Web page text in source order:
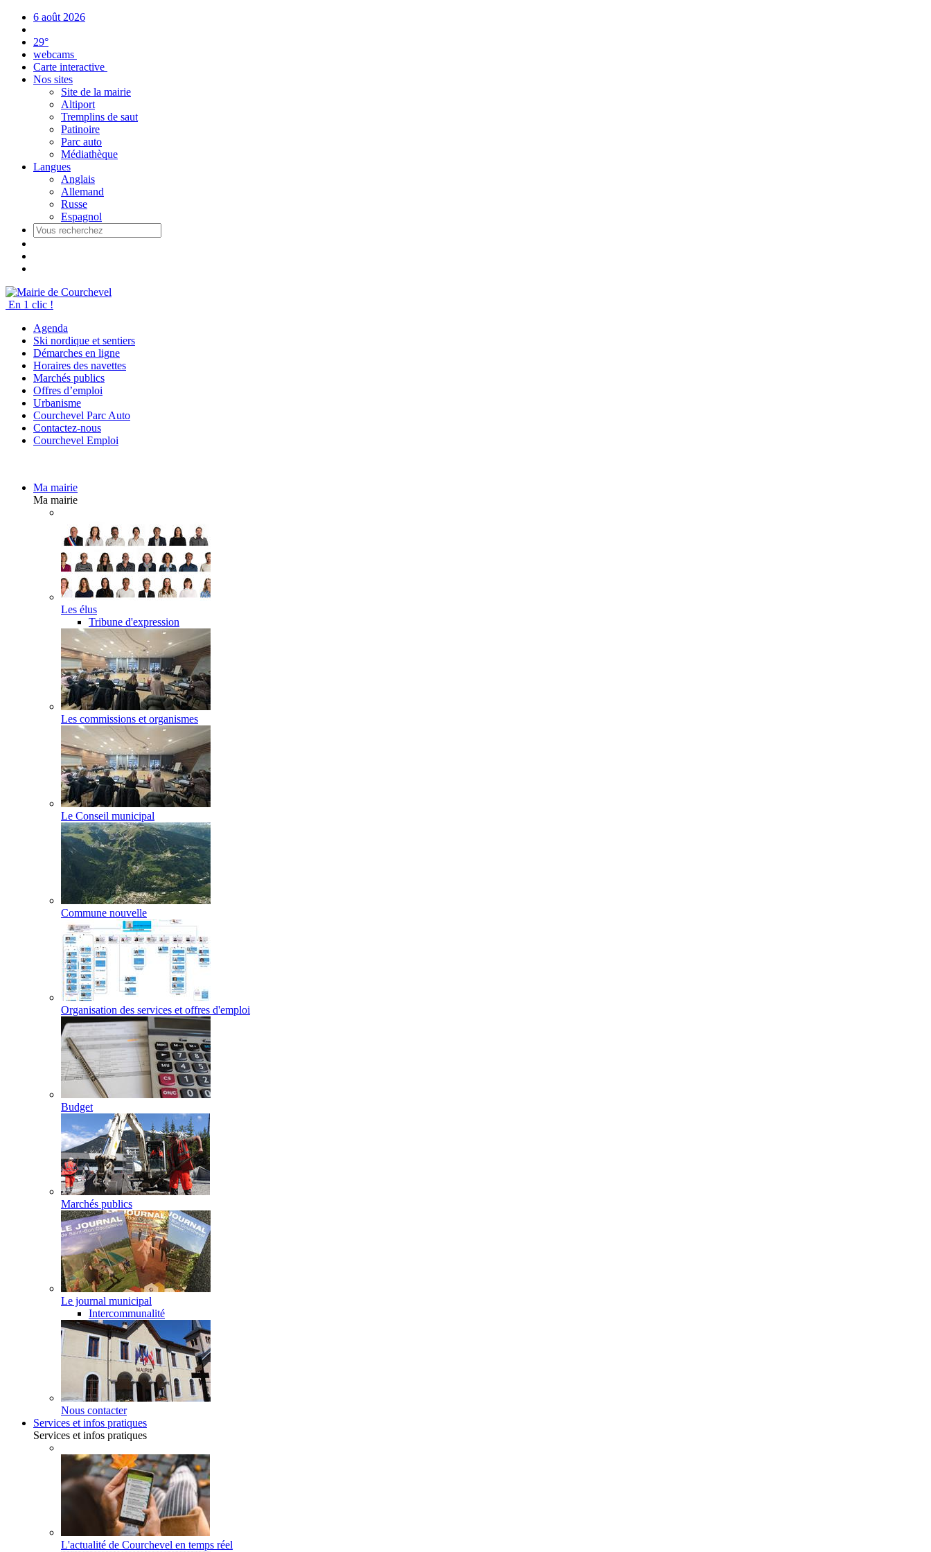
6 août 2026
29°
webcams
Carte interactive
Nos sites
Site de la mairie
Altiport
Tremplins de saut
Patinoire
Parc auto
Médiathèque
Langues
Anglais
Allemand
Russe
Espagnol
En 1 clic !
Agenda
Ski nordique et sentiers
Démarches en ligne
Horaires des navettes
Marchés publics
Offres d’emploi
Urbanisme
Courchevel Parc Auto
Contactez-nous
Courchevel Emploi
Ma mairie
Ma mairie
Les élus
Tribune d'expression
Les commissions et organismes
Le Conseil municipal
Commune nouvelle
Organisation des services et offres d'emploi
Budget
Marchés publics
Le journal municipal
Intercommunalité
Nous contacter
Services et infos pratiques
Services et infos pratiques
L'actualité de Courchevel en temps réel